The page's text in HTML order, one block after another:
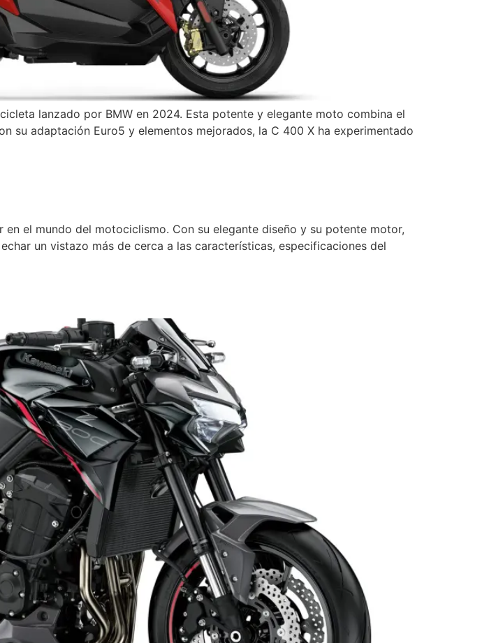
lanzado por BMW en 2024. Esta potente y elegante moto combina el
su adaptación Euro5 y elementos mejorados, la C 400 X ha experimentado
el mundo del motociclismo. Con su elegante diseño y su potente motor,
un vistazo más de cerca a las características, especificaciones del